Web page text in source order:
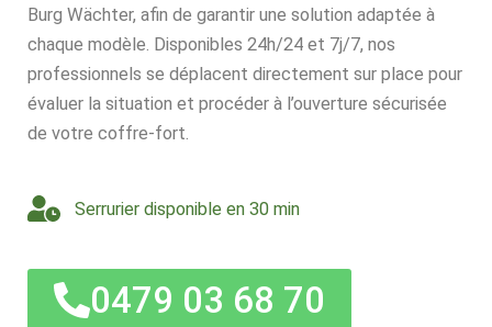
Burg Wächter, afin de garantir une solution adaptée à
chaque modèle. Disponibles 24h/24 et 7j/7, nos
professionnels se déplacent directement sur place pour
évaluer la situation et procéder à l’ouverture sécurisée
de votre coffre-fort.
Serrurier disponible en 30 min
0479 03 68 70